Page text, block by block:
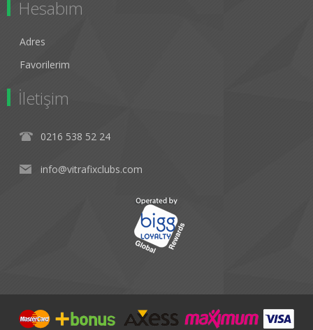
Hesabım
Adres
Favorilerim
İletişim
0216 538 52 24
info@vitrafixclubs.com